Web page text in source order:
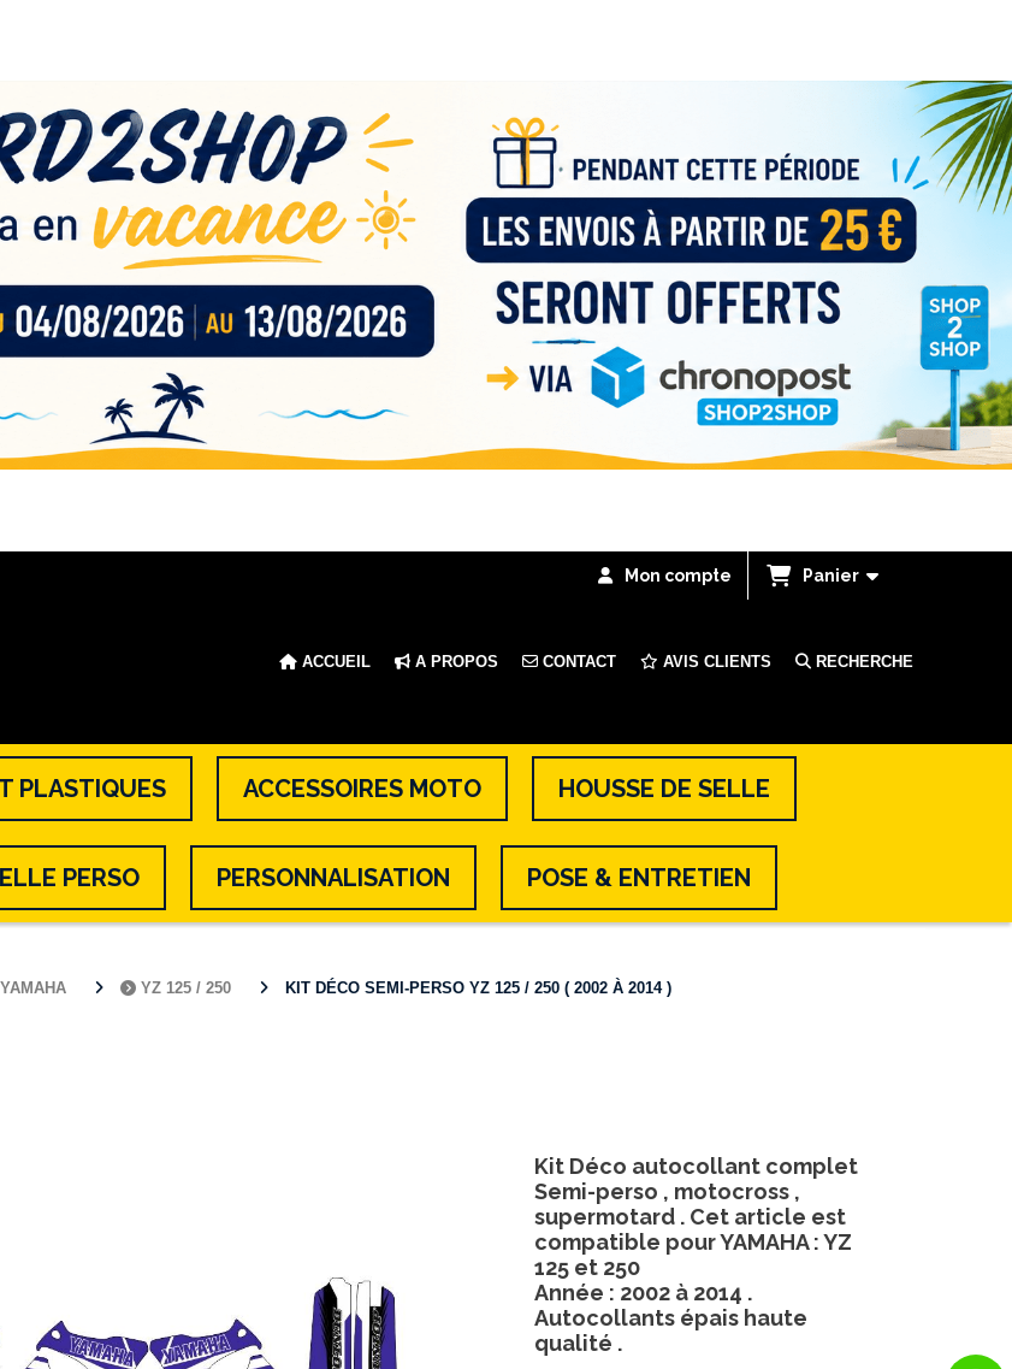
Mon compte Panier
ACCUEIL A PROPOS CONTACT AVIS CLIENTS RECHERCHE
PLASTIQUES ACCESSOIRES MOTO HOUSSE DE SELLE
PERSO PERSONNALISATION POSE & ENTRETIEN
YZ 125 / 250 KIT DÉCO SEMI-PERSO YZ 125 / 250 ( 2002 À 2014 )
Kit Déco autocollant complet
Semi-perso , motocross ,
supermotard . Cet article est
compatible pour YAMAHA : YZ
125 et 250
Année : 2002 à 2014 .
Autocollants épais haute
qualité .